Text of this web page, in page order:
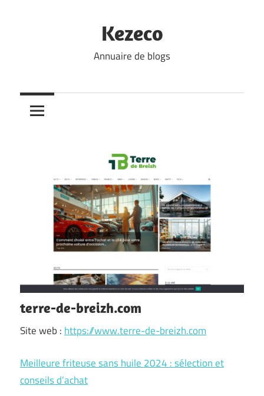
Kezeco
Annuaire de blogs
terre-de-breizh.com
Site web : https://www.terre-de-breizh.com
Meilleure friteuse sans huile 2024 : sélection et
conseils d’achat